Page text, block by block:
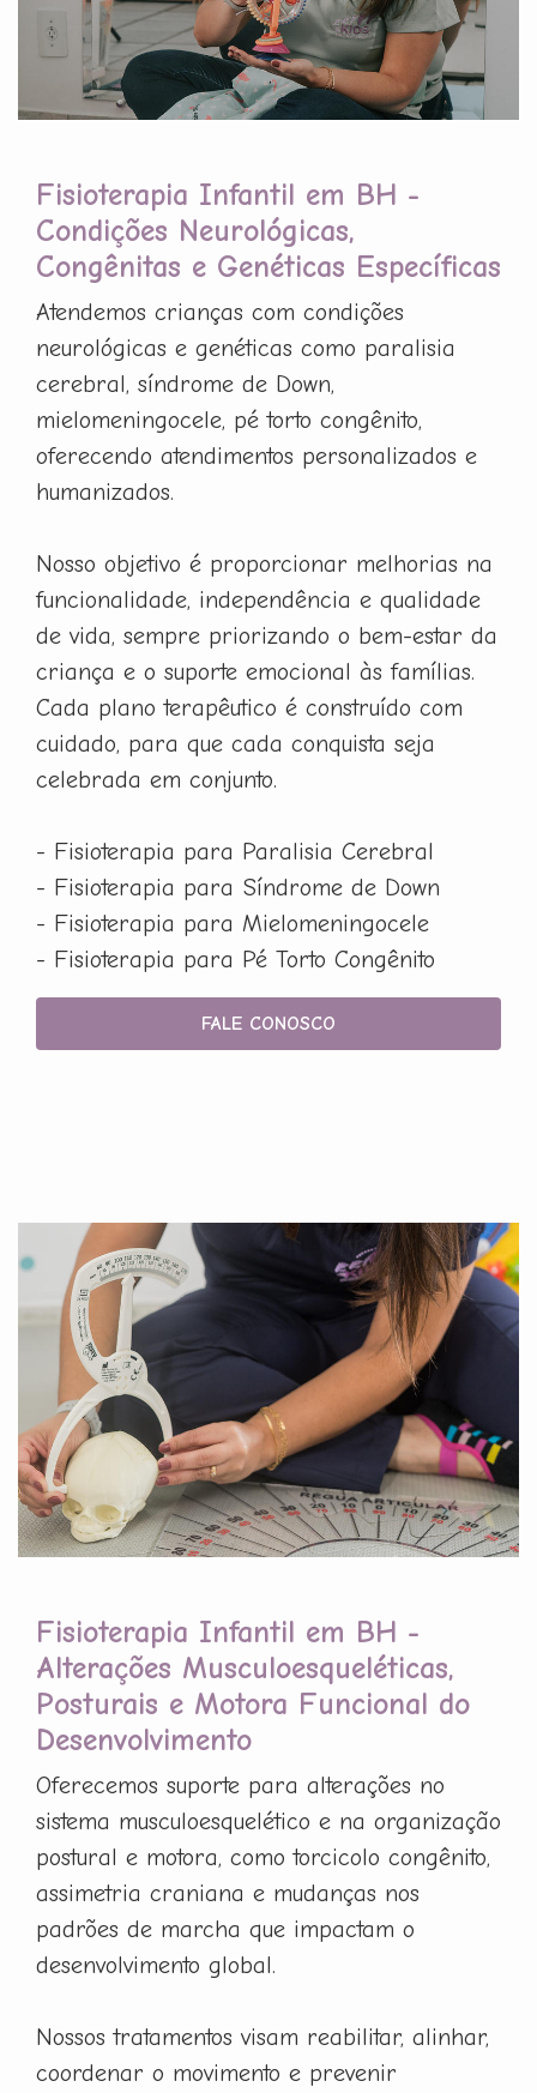
Fisioterapia Infantil em BH -
Condições Neurológicas,
Congênitas e Genéticas Específicas
Atendemos crianças com condições
neurológicas e genéticas como paralisia
cerebral, síndrome de Down,
mielomeningocele, pé torto congênito,
oferecendo atendimentos personalizados e
humanizados.
Nosso objetivo é proporcionar melhorias na
funcionalidade, independência e qualidade
de vida, sempre priorizando o bem-estar da
criança e o suporte emocional às famílias.
Cada plano terapêutico é construído com
cuidado, para que cada conquista seja
celebrada em conjunto.
- Fisioterapia para Paralisia Cerebral
- Fisioterapia para Síndrome de Down
- Fisioterapia para Mielomeningocele
- Fisioterapia para Pé Torto Congênito
FALE CONOSCO
Fisioterapia Infantil em BH -
Alterações Musculoesqueléticas,
Posturais e Motora Funcional do
Desenvolvimento
Oferecemos suporte para alterações no
sistema musculoesquelético e na organização
postural e motora, como torcicolo congênito,
assimetria craniana e mudanças nos
padrões de marcha que impactam o
desenvolvimento global.
Nossos tratamentos visam reabilitar, alinhar,
coordenar o movimento e prevenir